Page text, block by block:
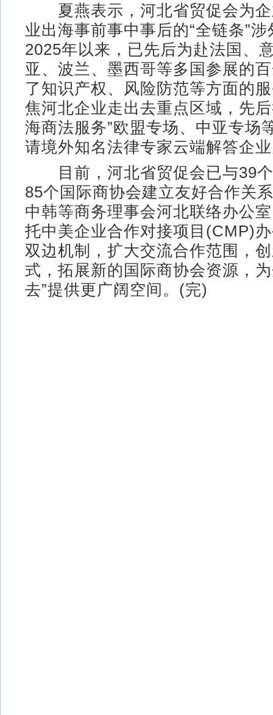
夏燕表示，河北省贸促会为企
业出海事前事中事后的“全链条”
2025年以来，已先后为赴法国、
亚、波兰、墨西哥等多国参展的
了知识产权、风险防范等方面的
焦河北企业走出去重点区域，先
海商法服务”欧盟专场、中亚专场
请境外知名法律专家云端解答企
目前，河北省贸促会已与39个
85个国际商协会建立友好合作关
中韩等商务理事会河北联络办公
托中美企业合作对接项目(CMP)
双边机制，扩大交流合作范围，
式，拓展新的国际商协会资源，
去”提供更广阔空间。(完)